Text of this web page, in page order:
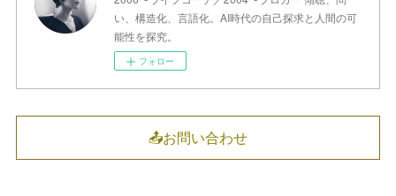
い、構造化、言語化。AI時代の自己探求と人間の可
能性を探究。
フォロー
📤お問い合わせ